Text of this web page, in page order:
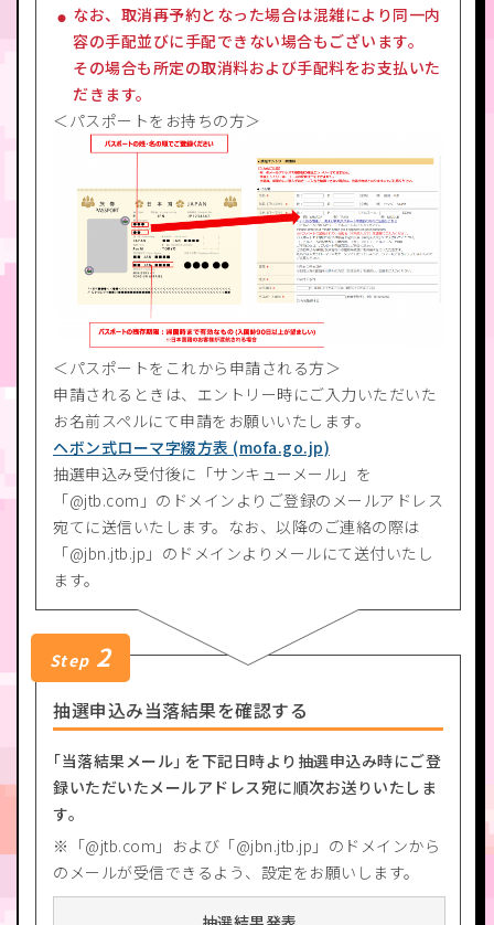
なお、取消再予約となった場合は混雑により同一内
容の手配並びに手配できない場合もございます。
その場合も所定の取消料および手配料をお支払いた
だきます。
＜パスポートをお持ちの方＞
＜パスポートをこれから申請される方＞
申請されるときは、エントリー時にご入力いただいた
お名前スペルにて申請をお願いいたします。
ヘボン式ローマ字綴方表 (mofa.go.jp)
抽選申込み受付後に「サンキューメール」を
「@jtb.com」のドメインよりご登録のメールアドレス
宛てに送信いたします。なお、以降のご連絡の際は
「@jbn.jtb.jp」のドメインよりメールにて送付いたし
ます。
Step 2
抽選申込み当落結果を確認する
｢当落結果メール｣ を下記日時より抽選申込み時にご登
録いただいたメールアドレス宛に順次お送りいたしま
す。
※「@jtb.com」および「@jbn.jtb.jp」のドメインから
のメールが受信できるよう、設定をお願いします。